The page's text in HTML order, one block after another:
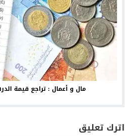
مال و أعمال : تراجع قيمة
اترك تعليق